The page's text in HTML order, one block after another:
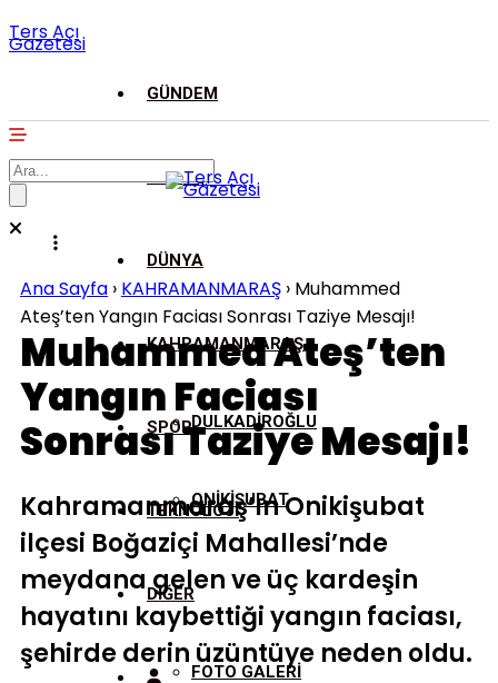
Ters Açı
Gazetesi
GÜNDEM
ASAYİŞ
DÜNYA
KAHRAMANMARAŞ
DULKADİROĞLU
ONİKİŞUBAT
SPOR
TEKNOLOJİ
DİĞER
FOTO GALERİ
Ana Sayfa › KAHRAMANMARAŞ › Muhammed
Ateş’ten Yangın Faciası Sonrası Taziye Mesajı!
Muhammed Ateş’ten
Yangın Faciası
Sonrası Taziye Mesajı!
Kahramanmaraş’ın Onikişubat
ilçesi Boğaziçi Mahallesi’nde
meydana gelen ve üç kardeşin
hayatını kaybettiği yangın faciası,
şehirde derin üzüntüye neden oldu.